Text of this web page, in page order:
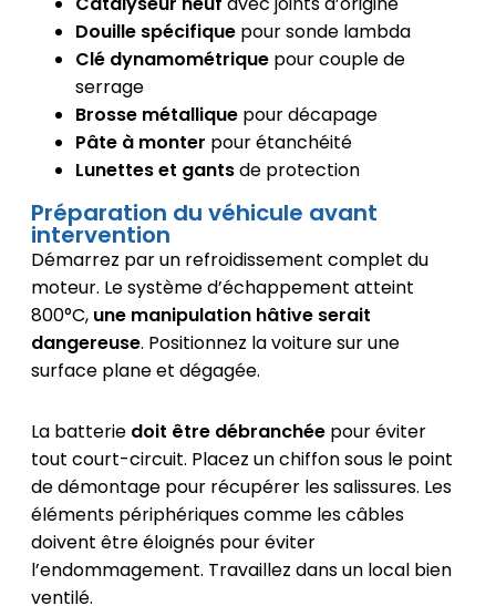
Douille spécifiquepour sonde lambda
Clé dynamométriquepour couple de
serrage
Brosse métalliquepour décapage
Pâte à monter pour étanchéité
Lunettes et gantsde protection
Préparation du véhicule avant
intervention
Démarrez par un refroidissement complet du
moteur. Le système d’échappement atteint
800°C, une manipulation hâtive serait
dangereuse. Positionnez la voiture sur une
surface plane et dégagée.
La batterie doit être débranchéepour éviter
tout court-circuit. Placez un chiffon sous le point
de démontage pour récupérer les salissures. Les
éléments périphériques comme les câbles
doivent être éloignés pour éviter
l’endommagement. Travaillez dans un local bien
ventilé.